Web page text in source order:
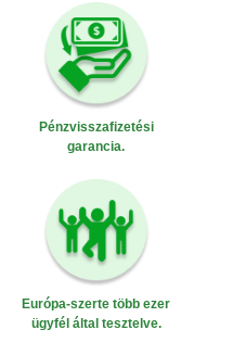
Pénzvisszafizetési
garancia.
Európa-szerte több ezer
ügyfél által tesztelve.